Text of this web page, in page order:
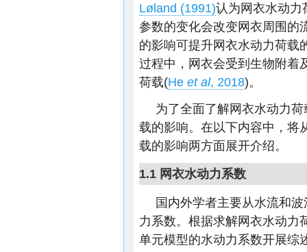
Løland (1991)认为网衣水动力
参数的变化会改变网衣周围的
的影响可提升网衣水动力荷载
过程中，网衣会受到生物附着
荷载(He et al, 2018)。
为了全面了解网衣水动力
载的影响。在以下内容中，将
载的影响两方面展开介绍。
1.1 网衣水动力系数
国内外学者主要从水流和
力系数。根据求解网衣水动力
单元模型的水动力系数开展综